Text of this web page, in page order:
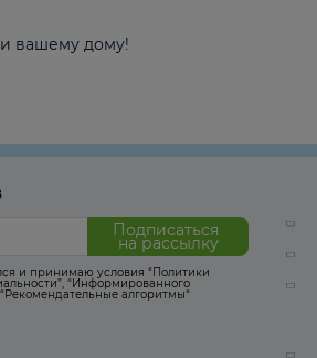
вашему дому!
Подписаться
на рассылку
и принимаю условия “Политики
, “Информированного
“Рекомендательные алгоритмы“